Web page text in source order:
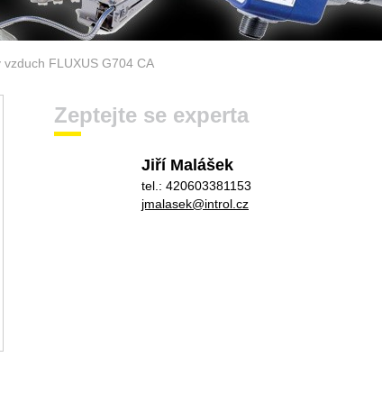
FLUXUS G704 CA
Zeptejte se experta
Jiří Malášek
tel.: 420603381153
jmalasek@introl.cz